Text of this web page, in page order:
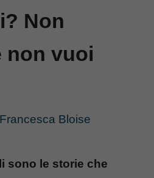
Non
non vuoi
Francesca Bloise
sono le storie che